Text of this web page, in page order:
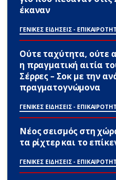
έκαναν
ΓΕΝΙΚΕΣ ΕΙΔΗΣΕΙΣ -
Ούτε ταχύτητα, ούτε
η πραγματική αιτία
Σέρρες – Σoκ με την
πραγματογνώμονα
ΓΕΝΙΚΕΣ ΕΙΔΗΣΕΙΣ -
Νέος σεισμός στη
τα ρίχτερ και το
ΓΕΝΙΚΕΣ ΕΙΔΗΣΕΙΣ -